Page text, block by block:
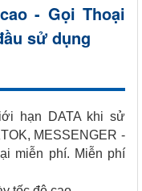
- Gọi Thoại
sử dụng
hạn DATA khi sử
MESSENGER -
miễn phí. Miễn phí